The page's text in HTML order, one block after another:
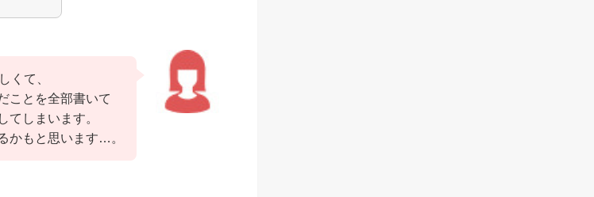
くて、
ことを全部書いて
てしまいます。
かもと思います…。